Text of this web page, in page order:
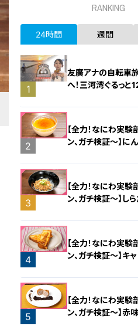
RANKING
24時間 週間
1
友廣アナの自転車
へ！三河湾ぐるっ
2
【全力！なにわ実
ン、ガチ検証～】に
3
【全力！なにわ実
ン、ガチ検証～】し
4
【全力！なにわ実
ン、ガチ検証～】キ
5
【全力！なにわ実
ン、ガチ検証～】赤